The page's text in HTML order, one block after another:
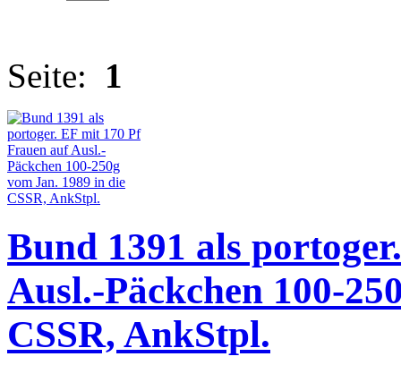
Seite: 1
Bund 1391 als
Ausl.-Päckchen 100-
CSSR, AnkStpl.